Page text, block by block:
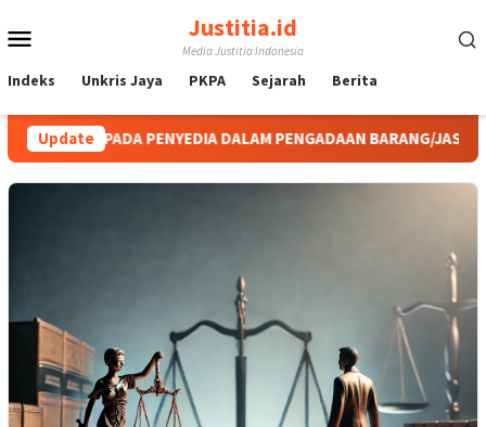
ke
Mobile
Justitia.id
Media Justitia Indonesia
Indeks Unkris Jaya PKPA Sejarah Berita
Update
PENYEDIA DALAM PENGADAAN BARANG/JASA SELAMA